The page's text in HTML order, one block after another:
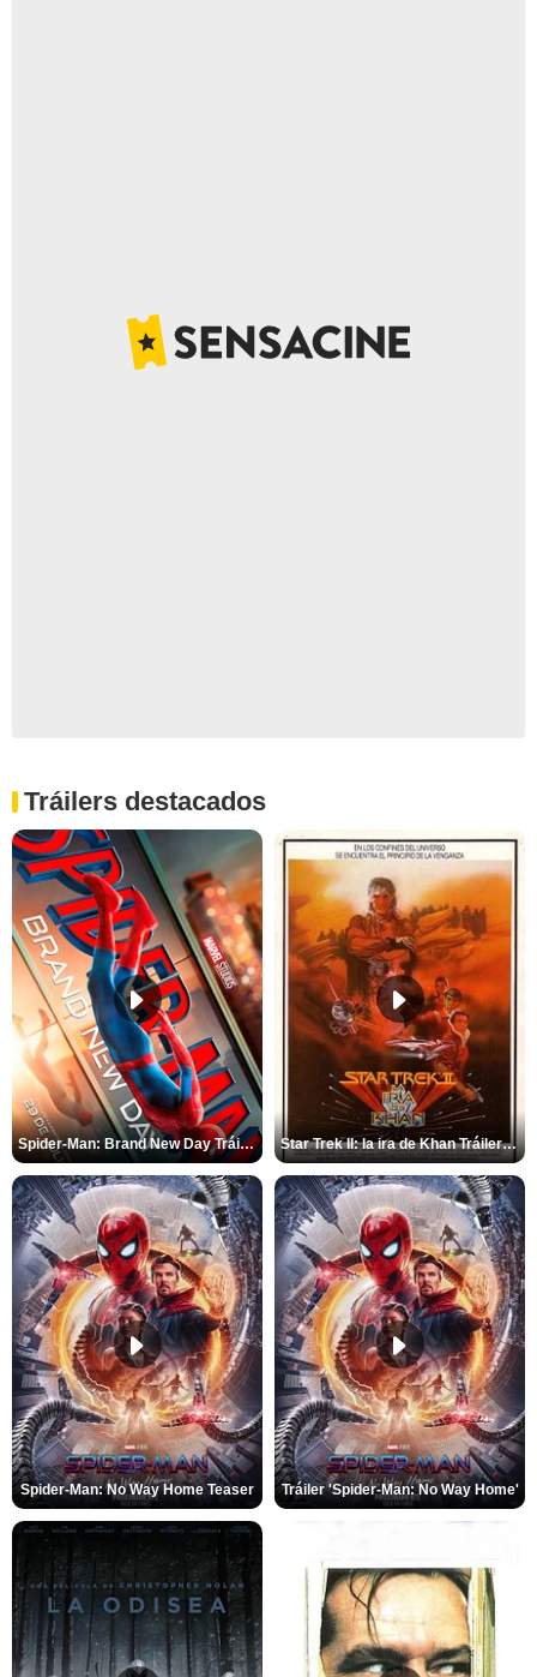
Tráilers destacados
Spider-Man: Brand New Day Tráiler (3) Star Trek II: la ira de Khan Tráiler VO
Spider-Man: No Way Home Teaser Tráiler 'Spider-Man: No Way Home'